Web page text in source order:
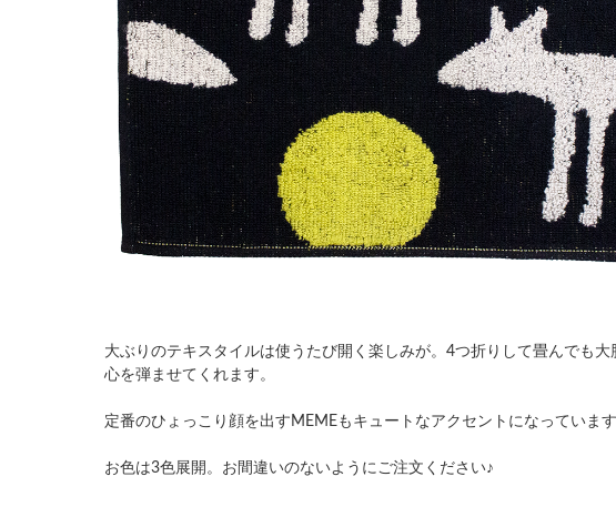
大ぶりのテキスタイルは使うたび開く楽しみが。4つ折りして畳んでも大
心を弾ませてくれます。
定番のひょっこり顔を出すMEMEもキュートなアクセントになっています
お色は3色展開。お間違いのないようにご注文ください♪